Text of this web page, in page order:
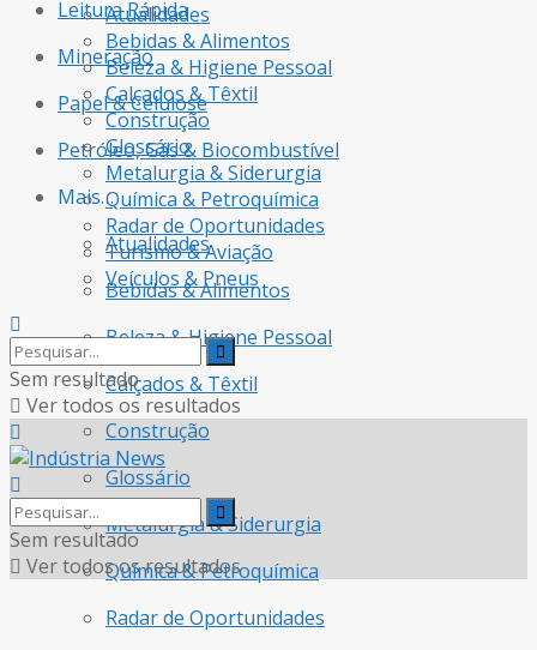
Leitura Rápida
Mineração
Papel & Celulose
Petróleo, Gás & Biocombustível
Mais…
Atualidades
Bebidas & Alimentos
Beleza & Higiene Pessoal
Calçados & Têxtil
Construção
Glossário
Metalurgia & Siderurgia
Química & Petroquímica
Radar de Oportunidades
Atualidades
Bebidas & Alimentos
Beleza & Higiene Pessoal
Calçados & Têxtil
Construção
Glossário
Metalurgia & Siderurgia
Química & Petroquímica
Radar de Oportunidades
Turismo & Aviação
Veículos & Pneus
Sem resultado
Ver todos os resultados
Sem resultado
Ver todos os resultados